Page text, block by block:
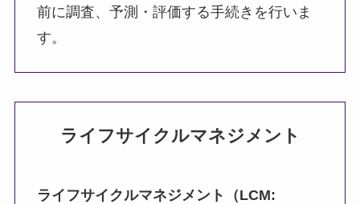
前に調査、予測・評価する手続きを行いま
す。
ライフサイクルマネジメント
ライフサイクルマネジメント（LCM: